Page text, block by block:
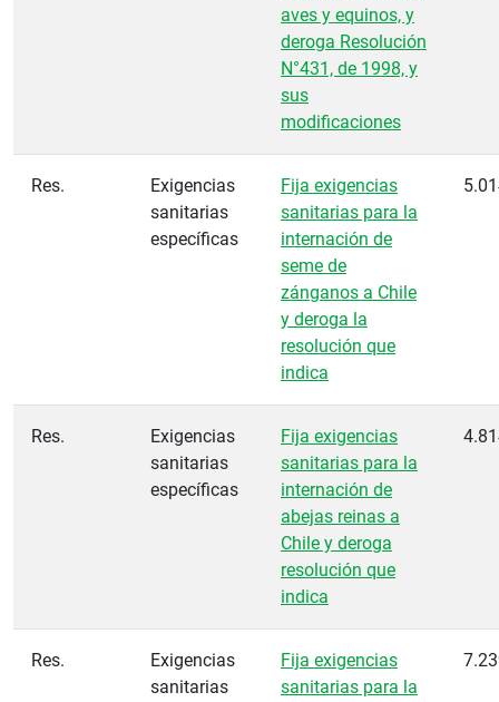
aves y equinos, y
deroga Resolución
N°431, de 1998, y
sus
modificaciones
Res.
Exigencias
sanitarias
específicas
Fija exigencias
sanitarias para la
internación de
seme de
zánganos a Chile
y deroga la
resolución que
indica
Res.
Exigencias
sanitarias
específicas
Fija exigencias
sanitarias para la
internación de
abejas reinas a
Chile y deroga
resolución que
indica
Res.
Exigencias
sanitarias
Fija exigencias
sanitarias para la